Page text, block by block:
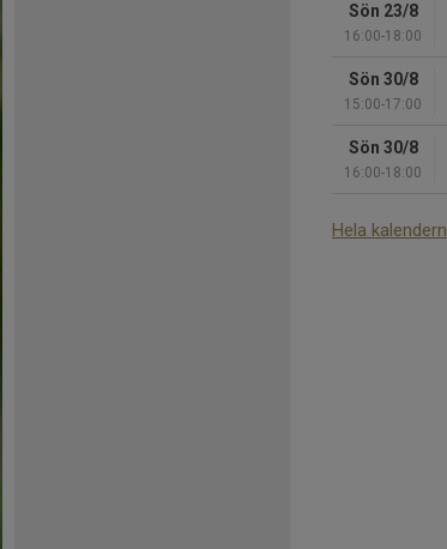
Sön 23/8
16:00-18:00
Sön 30/8
15:00-17:00
Sön 30/8
16:00-18:00
Hela kalendern